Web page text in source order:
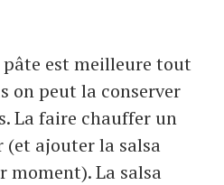
pâte est meilleure tout
on peut la conserver
La faire chauffer un
(et ajouter la salsa
moment). La salsa